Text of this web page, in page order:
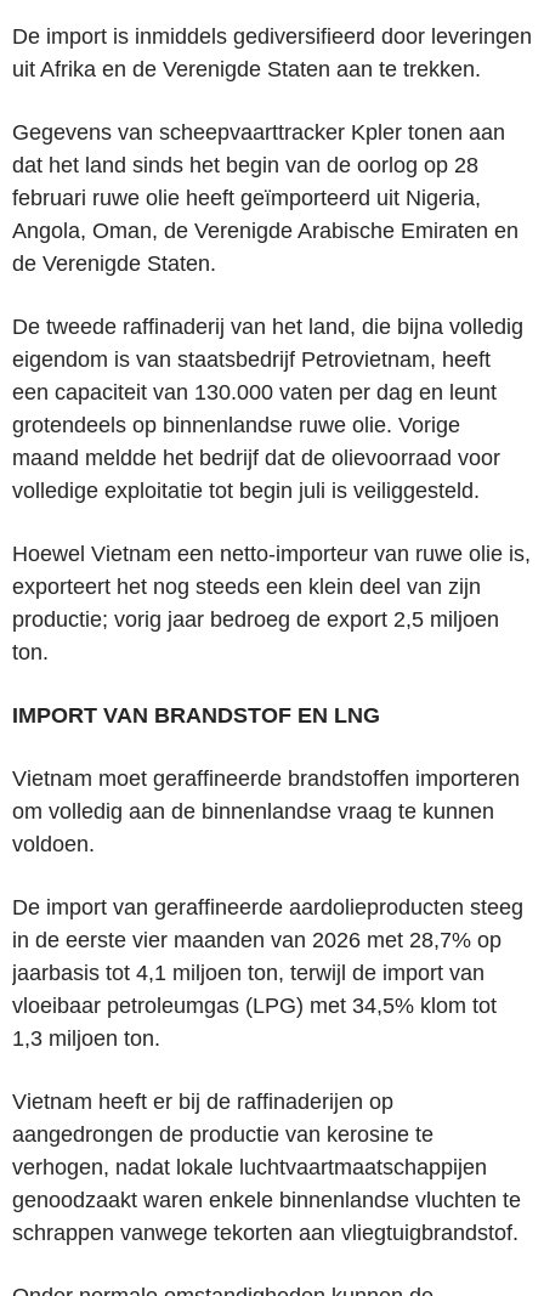
De import is inmiddels gediversifieerd door leveringen
uit Afrika en de Verenigde Staten aan te trekken.
Gegevens van scheepvaarttracker Kpler tonen aan
dat het land sinds het begin van de oorlog op 28
februari ruwe olie heeft geïmporteerd uit Nigeria,
Angola, Oman, de Verenigde Arabische Emiraten en
de Verenigde Staten.
De tweede raffinaderij van het land, die bijna volledig
eigendom is van staatsbedrijf Petrovietnam, heeft
een capaciteit van 130.000 vaten per dag en leunt
grotendeels op binnenlandse ruwe olie. Vorige
maand meldde het bedrijf dat de olievoorraad voor
volledige exploitatie tot begin juli is veiliggesteld.
Hoewel Vietnam een netto-importeur van ruwe olie is,
exporteert het nog steeds een klein deel van zijn
productie; vorig jaar bedroeg de export 2,5 miljoen
ton.
IMPORT VAN BRANDSTOF EN LNG
Vietnam moet geraffineerde brandstoffen importeren
om volledig aan de binnenlandse vraag te kunnen
voldoen.
De import van geraffineerde aardolieproducten steeg
in de eerste vier maanden van 2026 met 28,7% op
jaarbasis tot 4,1 miljoen ton, terwijl de import van
vloeibaar petroleumgas (LPG) met 34,5% klom tot
1,3 miljoen ton.
Vietnam heeft er bij de raffinaderijen op
aangedrongen de productie van kerosine te
verhogen, nadat lokale luchtvaartmaatschappijen
genoodzaakt waren enkele binnenlandse vluchten te
schrappen vanwege tekorten aan vliegtuigbrandstof.